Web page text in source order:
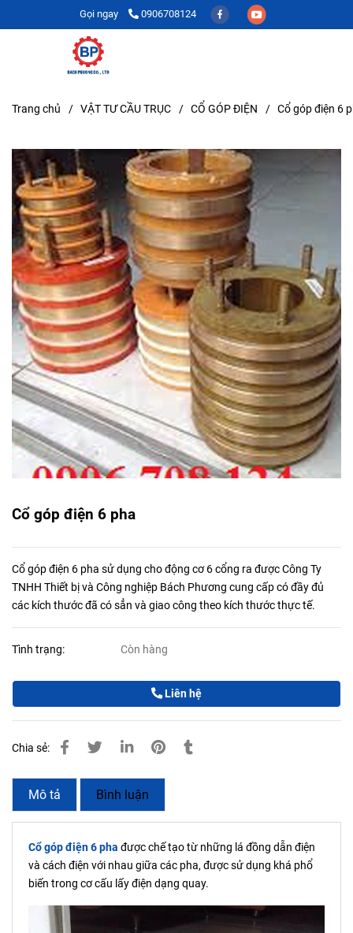
Gọi ngay 0906708124
Trang chủ / VẬT TƯ CẦU TRỤC / CỔ GÓP ĐIỆN / Cổ góp điện 6
Cổ góp điện 6 pha
Cổ góp điện 6 pha sử dụng cho động cơ 6 cổng ra được Công Ty
TNHH Thiết bị và Công nghiệp Bách Phương cung cấp có đầy đủ
các kích thước đã có sẳn và giao công theo kích thước thực tế.
Tình trạng: Còn hàng
Liên hệ
Chia sẻ:
Mô tả Bình luận
Cổ góp điện 6 pha được chế tạo từ những lá đồng dẫn điện
và cách điện với nhau giữa các pha, được sử dụng khá phổ
biến trong cơ cấu lấy điện dạng quay.